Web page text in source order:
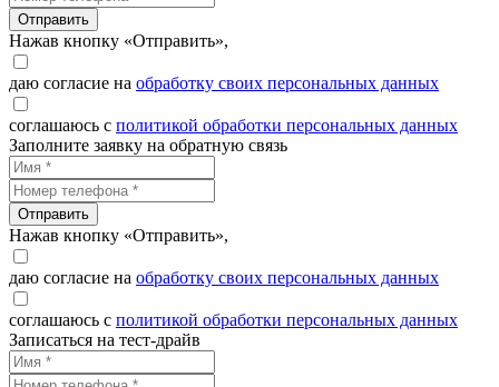
Отправить
Нажав кнопку «Отправить»,
даю согласие на обработку своих персональных данных
соглашаюсь с политикой обработки персональных данных
Заполните заявку на обратную связь
Отправить
Нажав кнопку «Отправить»,
даю согласие на обработку своих персональных данных
соглашаюсь с политикой обработки персональных данных
Записаться на тест-драйв